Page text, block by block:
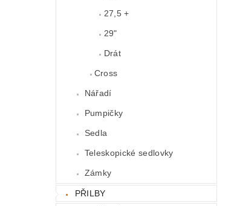
27,5 +
29"
Drát
Cross
Nářadí
Pumpičky
Sedla
Teleskopické sedlovky
Zámky
PŘILBY